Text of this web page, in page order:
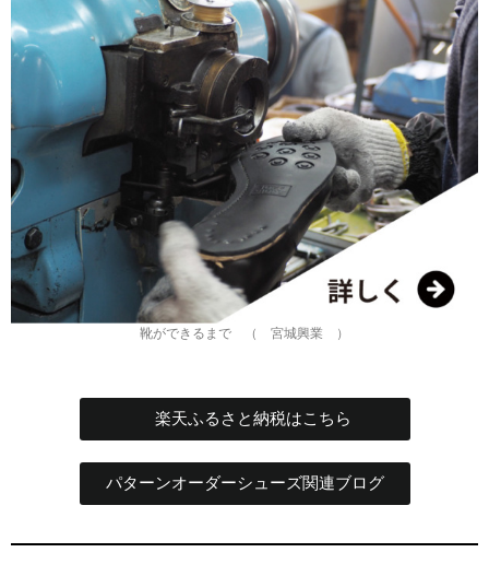
靴ができるまで （ 宮城興業 ）
楽天ふるさと納税はこちら
パターンオーダーシューズ関連ブログ